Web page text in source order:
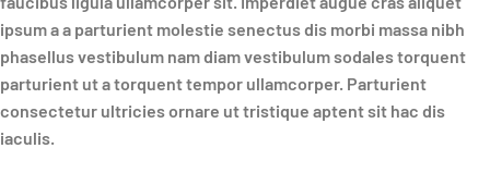
ipsum a a parturient molestie senectus dis morbi massa nibh
phasellus vestibulum nam diam vestibulum sodales torquent
parturient ut a torquent tempor ullamcorper. Parturient
consectetur ultricies ornare ut tristique aptent sit hac dis
iaculis.